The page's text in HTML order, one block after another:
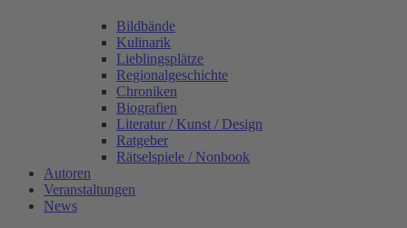
Bildbände
Kulinarik
Lieblingsplätze
Regionalgeschichte
Chroniken
Biografien
Literatur / Kunst / Design
Ratgeber
Rätselspiele / Nonbook
Autoren
Veranstaltungen
News